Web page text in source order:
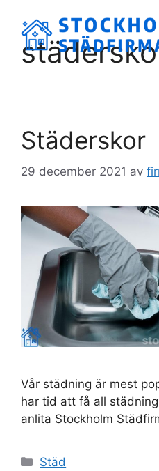
innehåll
Städerskor
29 december 2021 av
Vår städning är mest
har tid att få all
anlita Stockholm
Kategorier
Städ